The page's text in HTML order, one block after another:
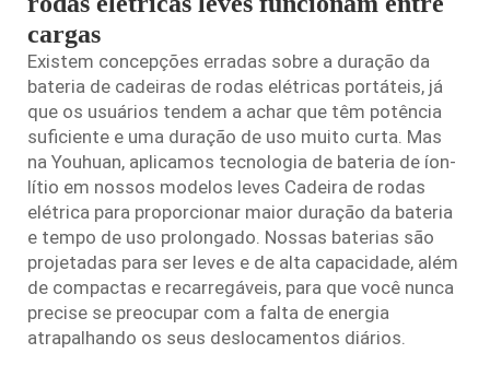
cargas
Existem concepções erradas sobre a duração da
bateria de cadeiras de rodas elétricas portáteis, já
que os usuários tendem a achar que têm potência
suficiente e uma duração de uso muito curta. Mas
na Youhuan, aplicamos tecnologia de bateria de íon-
lítio em nossos modelos leves Cadeira de rodas
elétrica para proporcionar maior duração da bateria
e tempo de uso prolongado. Nossas baterias são
projetadas para ser leves e de alta capacidade, além
de compactas e recarregáveis, para que você nunca
precise se preocupar com a falta de energia
atrapalhando os seus deslocamentos diários.